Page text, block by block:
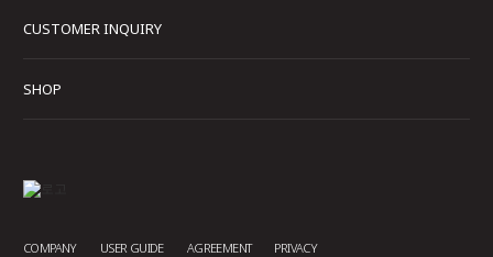
CUSTOMER INQUIRY
SHOP
COMPANY USER GUIDE AGREEMENT PRIVACY